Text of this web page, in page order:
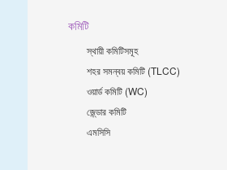
কমিটি
স্থায়ী কমিটিসমূহ
শহর সমন্বয় কমিটি (TLCC)
ওয়ার্ড কমিটি (WC)
জে্ন্ডার কমিটি
এমসিসি